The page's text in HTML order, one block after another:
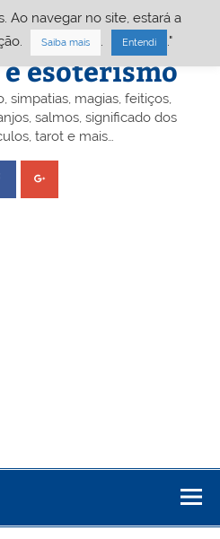
– Portal
esoterismo
simpatias, magias, feitiços,
salmos, significado dos
tarot e mais…
Ao navegar no site, estará a
Saiba mais Entendi ."